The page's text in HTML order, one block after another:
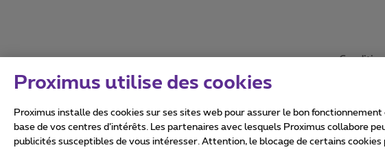
Tous droits réservés. ©2026Proximus
Proximus utilise des cookies
Proximus installe des cookies sur ses sites web pour assurer le bon
base de vos centres d’intérêts. Les partenaires avec lesquels Proximus collabore
publicités susceptibles de vous intéresser. Attention, le blocage de certains